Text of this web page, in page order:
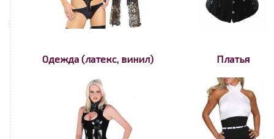
Одежда (латекс, винил) Платья